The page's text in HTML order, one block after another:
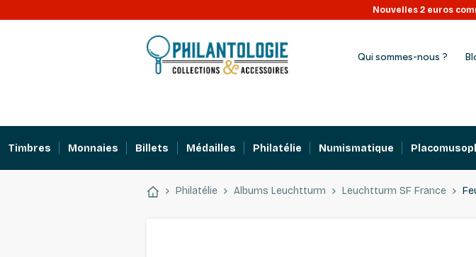
Nouvelles 2 euros
Qui sommes-nous ?
Timbres Monnaies Billets Médailles Philatélie Numismatique
Philatélie Albums Leuchtturm Leuchtturm SF France